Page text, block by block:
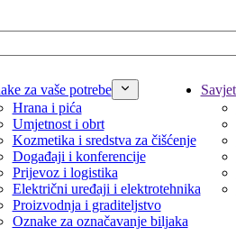
za vaše potrebe
Hrana i pića
Umjetnost i obrt
Kozmetika i sredstva za čišćenje
Događaji i konferencije
Prijevoz i logistika
Električni uređaji i elektrotehnika
Proizvodnja i graditeljstvo
Oznake za označavanje biljaka